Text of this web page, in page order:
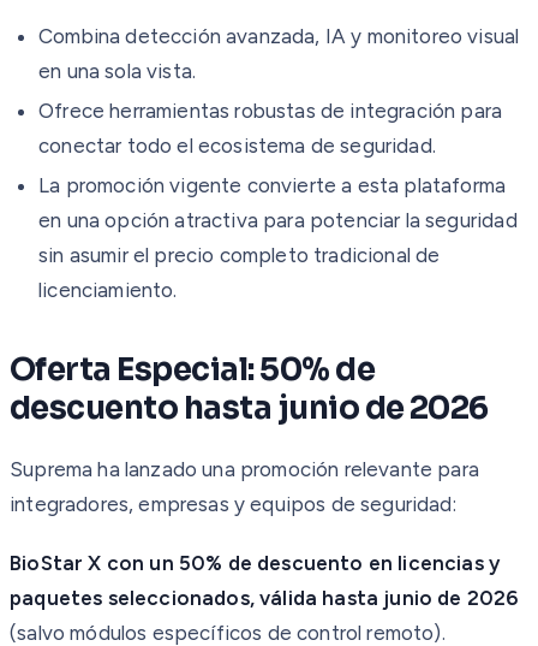
Combina detección avanzada, IA y monitoreo visual
en una sola vista.
Ofrece herramientas robustas de integración para
conectar todo el ecosistema de seguridad.
La promoción vigente convierte a esta plataforma
en una opción atractiva para potenciar la seguridad
sin asumir el precio completo tradicional de
licenciamiento.
Oferta Especial: 50% de
descuento hasta junio de 2026
Suprema ha lanzado una promoción relevante para
integradores, empresas y equipos de seguridad:
BioStar X con un 50% de descuento en licencias y
paquetes seleccionados, válida hasta junio de 2026
(salvo módulos específicos de control remoto).